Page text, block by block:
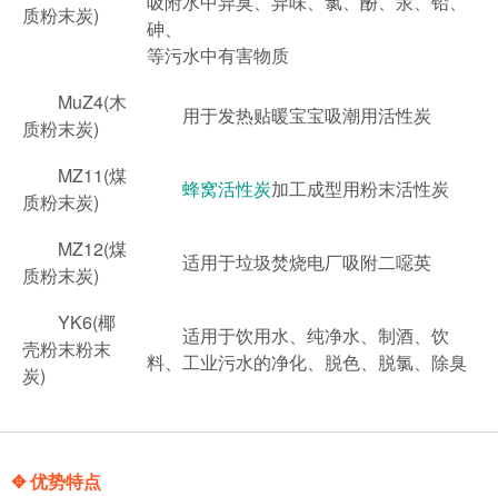
质粉末炭)
砷、
等污水中有害物质
MuZ4(木
质粉末炭)
用于发热贴暖宝宝吸潮用活性炭
MZ11(煤
质粉末炭)
蜂窝活性炭加工成型用粉末活性炭
MZ12(煤
质粉末炭)
适用于垃圾焚烧电厂吸附二噁英
YK6(椰
壳粉末粉末
炭)
适用于饮用水、纯净水、制酒、饮
料、工业污水的净化、脱色、脱氯、除臭
✥ 优势特点